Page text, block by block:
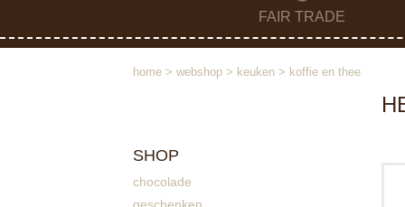
FAIR TRADE
home > webshop > keuken > koffie en thee
SHOP
chocolade